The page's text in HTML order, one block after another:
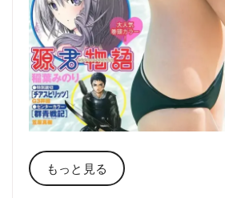
もっと見る